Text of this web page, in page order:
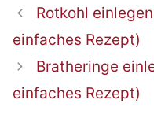
Beitrags-
Navigation
Rotkohl
einfaches Rezept)
Bratheringe
einfaches Rezept)